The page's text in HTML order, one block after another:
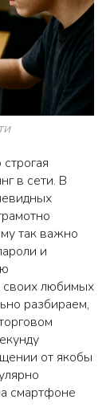
в сети. В
так важно
и
любимых
разбираем,
от якобы
смартфоне